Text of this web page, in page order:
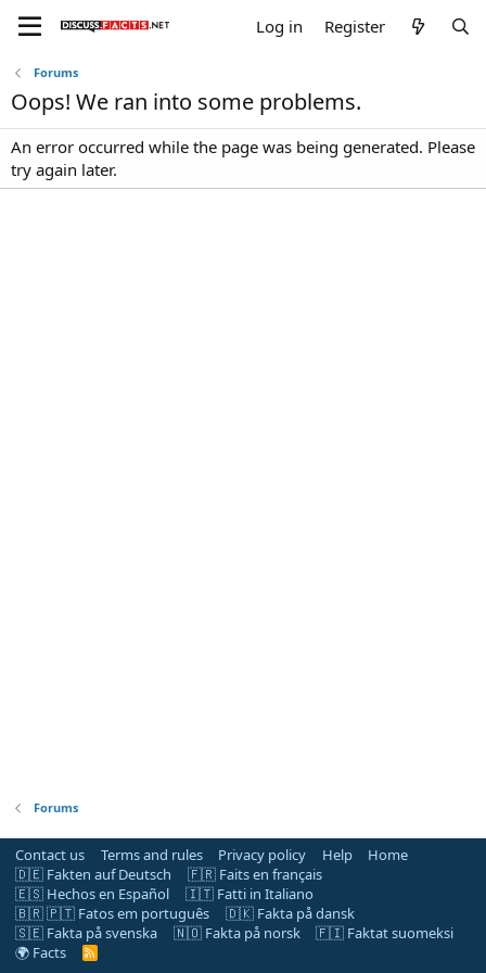
Log in Register
Forums
Oops! We ran into some problems.
An error occurred while the page was being generated. Please
try again later.
Forums
Contact us Terms and rules Privacy policy Help
Home
🇩🇪 Fakten auf Deutsch
🇫🇷 Faits en français
🇪🇸 Hechos en Español
🇮🇹 Fatti in Italiano
🇧🇷 🇵🇹 Fatos em português
🇩🇰 Fakta på dansk
🇸🇪 Fakta på svenska
🇳🇴 Fakta på norsk
🇫🇮 Faktat suomeksi
🌍 Facts
R